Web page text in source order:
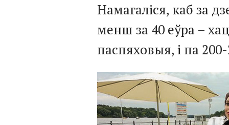
Намагаліся, каб за
менш за 40 еўра –
паспяховыя, і па 200-